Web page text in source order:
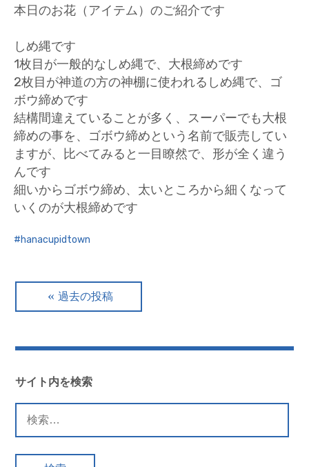
本日のお花（アイテム）のご紹介です
しめ縄です
1枚目が一般的なしめ縄で、大根締めです
2枚目が神道の方の神棚に使われるしめ縄で、ゴ
ボウ締めです
結構間違えていることが多く、スーパーでも大根
締めの事を、ゴボウ締めという名前で販売してい
ますが、比べてみると一目瞭然で、形が全く違う
んです
細いからゴボウ締め、太いところから細くなって
いくのが大根締めです
hanacupidtown
ナ
ビ
ゲ
ー
過去の投稿
サイト内を検索
索: